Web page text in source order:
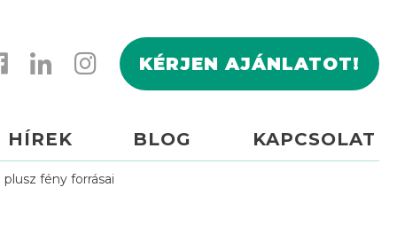
KÉRJEN AJÁNLATOT!
HÍREK BLOG KAPCSOLAT
fény forrásai